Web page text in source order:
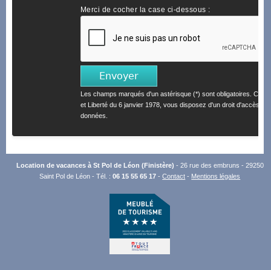
Merci de cocher la case ci-dessous :
Les champs marqués d'un astérisque (*) sont obligatoires.
et Liberté du 6 janvier 1978, vous disposez d'un droit d'accès et
données.
Location de vacances à St Pol de Léon (Finistère) - 26 rue des embruns - 29250
Saint Pol de Léon - Tél. :06 15 55 65 17 -Contact - Mentions légales